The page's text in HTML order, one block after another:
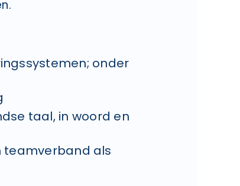
onder
taal, in woord en
teamverband als